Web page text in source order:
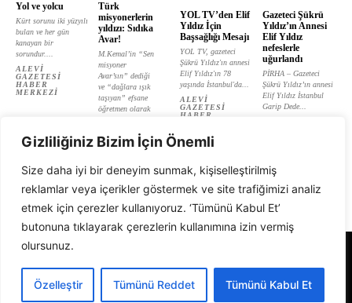
Gizliliğiniz Bizim İçin Önemli
Size daha iyi bir deneyim sunmak, kişiselleştirilmiş
reklamlar veya içerikler göstermek ve site trafiğimizi analiz
etmek için çerezler kullanıyoruz. ‘Tümünü Kabul Et’
butonuna tıklayarak çerezlerin kullanımına izin vermiş
olursunuz.
Özelleştir Tümünü Reddet Tümünü Kabul Et
Yol ve yolcu
Kürt sorunu iki yüzyılı
bulan ve her gün
kanayan bir
sorundur....
ALEVI
GAZETESI
HABER
MERKEZI
Türk
misyonerlerin
yıldızı: Sıdıka
Avar!
M.Kemal’in “Sen
misyoner
Avar’sın” dediği
ve “dağlara ışık
taşıyan” efsane
öğretmen olarak
ALEVI
GAZETESI
YOL TV’den Elif
Yıldız İçin
Başsağlığı Mesajı
YOL TV, gazeteci
Şükrü Yıldız'ın annesi
Elif Yıldız'ın 78
yaşında İstanbul'da...
ALEVI
GAZETESI
HABER
Gazeteci Şükrü
Yıldız’ın Annesi
Elif Yıldız
nefeslerle
uğurlandı
PİRHA – Gazeteci
Şükrü Yıldız’ın annesi
Elif Yıldız İstanbul
Garip Dede...
Alevi Gazetesi